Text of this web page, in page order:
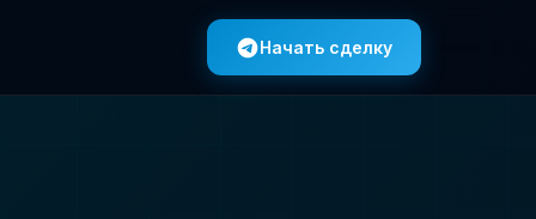
Начать сделку